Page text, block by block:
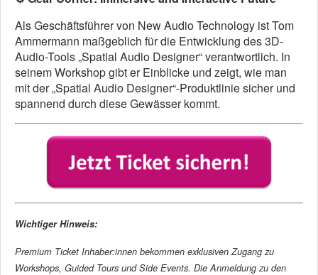
Als Geschäftsführer von New Audio Technology ist Tom
Ammermann maßgeblich für die Entwicklung des 3D-
Audio-Tools „Spatial Audio Designer“ verantwortlich. In
seinem Workshop gibt er Einblicke und zeigt, wie man
mit der „Spatial Audio Designer“-Produktlinie sicher und
spannend durch diese Gewässer kommt.
Wichtiger Hinweis:
Premium Ticket Inhaber:innen bekommen exklusiven Zugang zu
Workshops, Guided Tours und Side Events. Die Anmeldung zu den